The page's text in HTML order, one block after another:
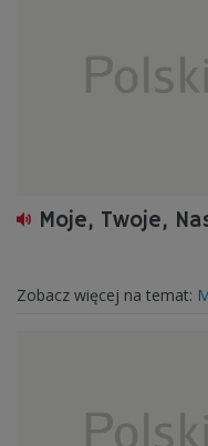
Moje, Twoje,
Zobacz więcej na temat: